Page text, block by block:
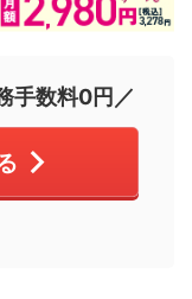
手数料0円／